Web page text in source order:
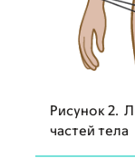
Рисунок 2.
частей тела